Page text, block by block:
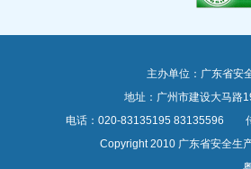
主办单位：广东省
地址：广州市建设大马
电话：020-83135195 83135596
Copyright 2010 广东省安全生